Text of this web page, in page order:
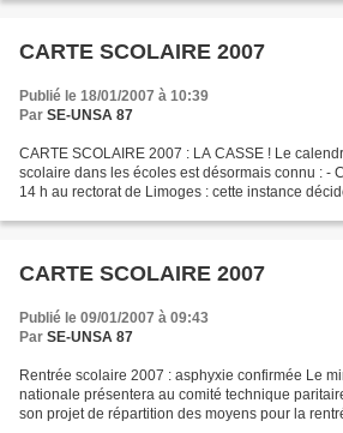
CARTE SCOLAIRE 2007
Publié le 18/01/2007 à 10:39
Par SE-UNSA 87
CARTE SCOLAIRE 2007 : LA CASSE ! Le
scolaire dans les écoles est désormais connu : -
14 h au rectorat de Limoges : cette instance
CARTE SCOLAIRE 2007
Publié le 09/01/2007 à 09:43
Par SE-UNSA 87
Rentrée scolaire 2007 : asphyxie confirmée Le
nationale présentera au comité technique
son projet de répartition des moyens pour la